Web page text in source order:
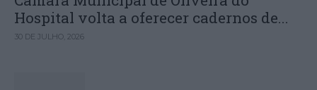
Hospital volta a oferecer cadernos de...
30 DE JULHO, 2026